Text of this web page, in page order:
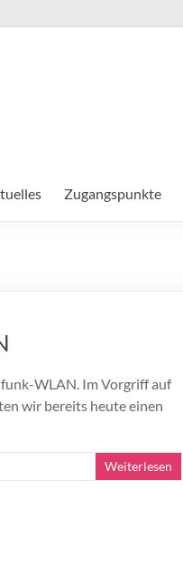
Zugangspunkte
WLAN. Im Vorgriff auf
wir bereits heute einen
Weiterlesen